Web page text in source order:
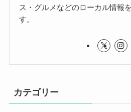
ス・グルメなどのローカル情報
す。
カテゴリー